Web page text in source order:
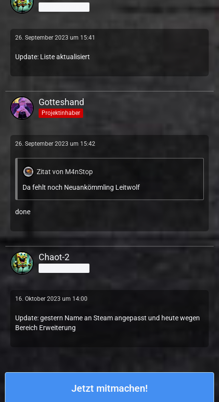
26. September 2023 um 15:41
Update: Liste aktualisiert
Gotteshand
Projektinhaber
26. September 2023 um 15:42
Zitat von M4nStop
Da fehlt noch Neuankömmling Leitwolf
done
Chaot-2
16. Oktober 2023 um 14:00
Update: gestern Name an Steam angepasst und heute wegen
Bereich Erweiterung
Jetzt mitmachen!